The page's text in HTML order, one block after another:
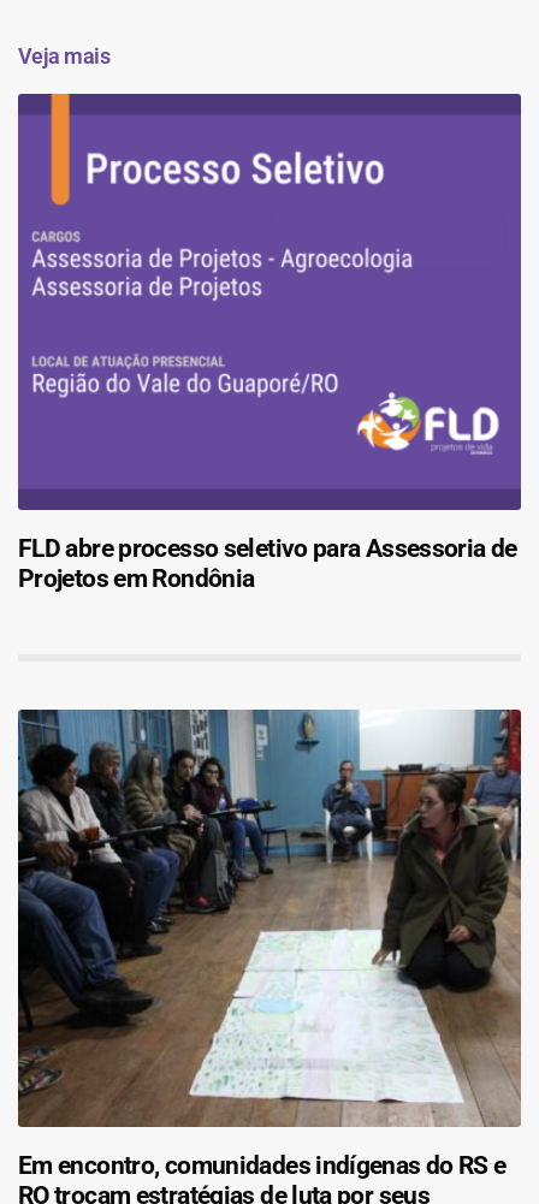
Veja mais
FLD abre processo seletivo para Assessoria de
Projetos em Rondônia
Em encontro, comunidades indígenas do RS e
RO trocam estratégias de luta por seus